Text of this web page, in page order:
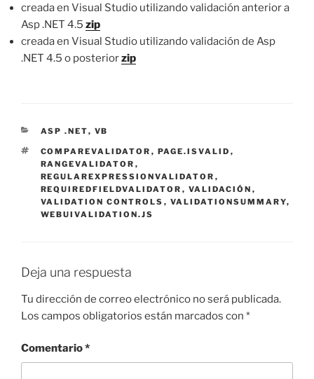
creada en Visual Studio utilizando validación anterior a
Asp .NET 4.5 zip
creada en Visual Studio utilizando validación de Asp
.NET 4.5 o posteriorzip
CATEGORÍAS
ASP .NET, VB
ETIQUETAS
COMPAREVALIDATOR , PAGE.ISVALID ,
RANGEVALIDATOR ,
REGULAREXPRESSIONVALIDATOR ,
REQUIREDFIELDVALIDATOR , VALIDACIÓN ,
VALIDATION CONTROLS , VALIDATIONSUMMARY,
WEBUIVALIDATION.JS
Deja una respuesta
Tu dirección de correo electrónico no será publicada.
Los campos obligatorios están marcados con *
Comentario*